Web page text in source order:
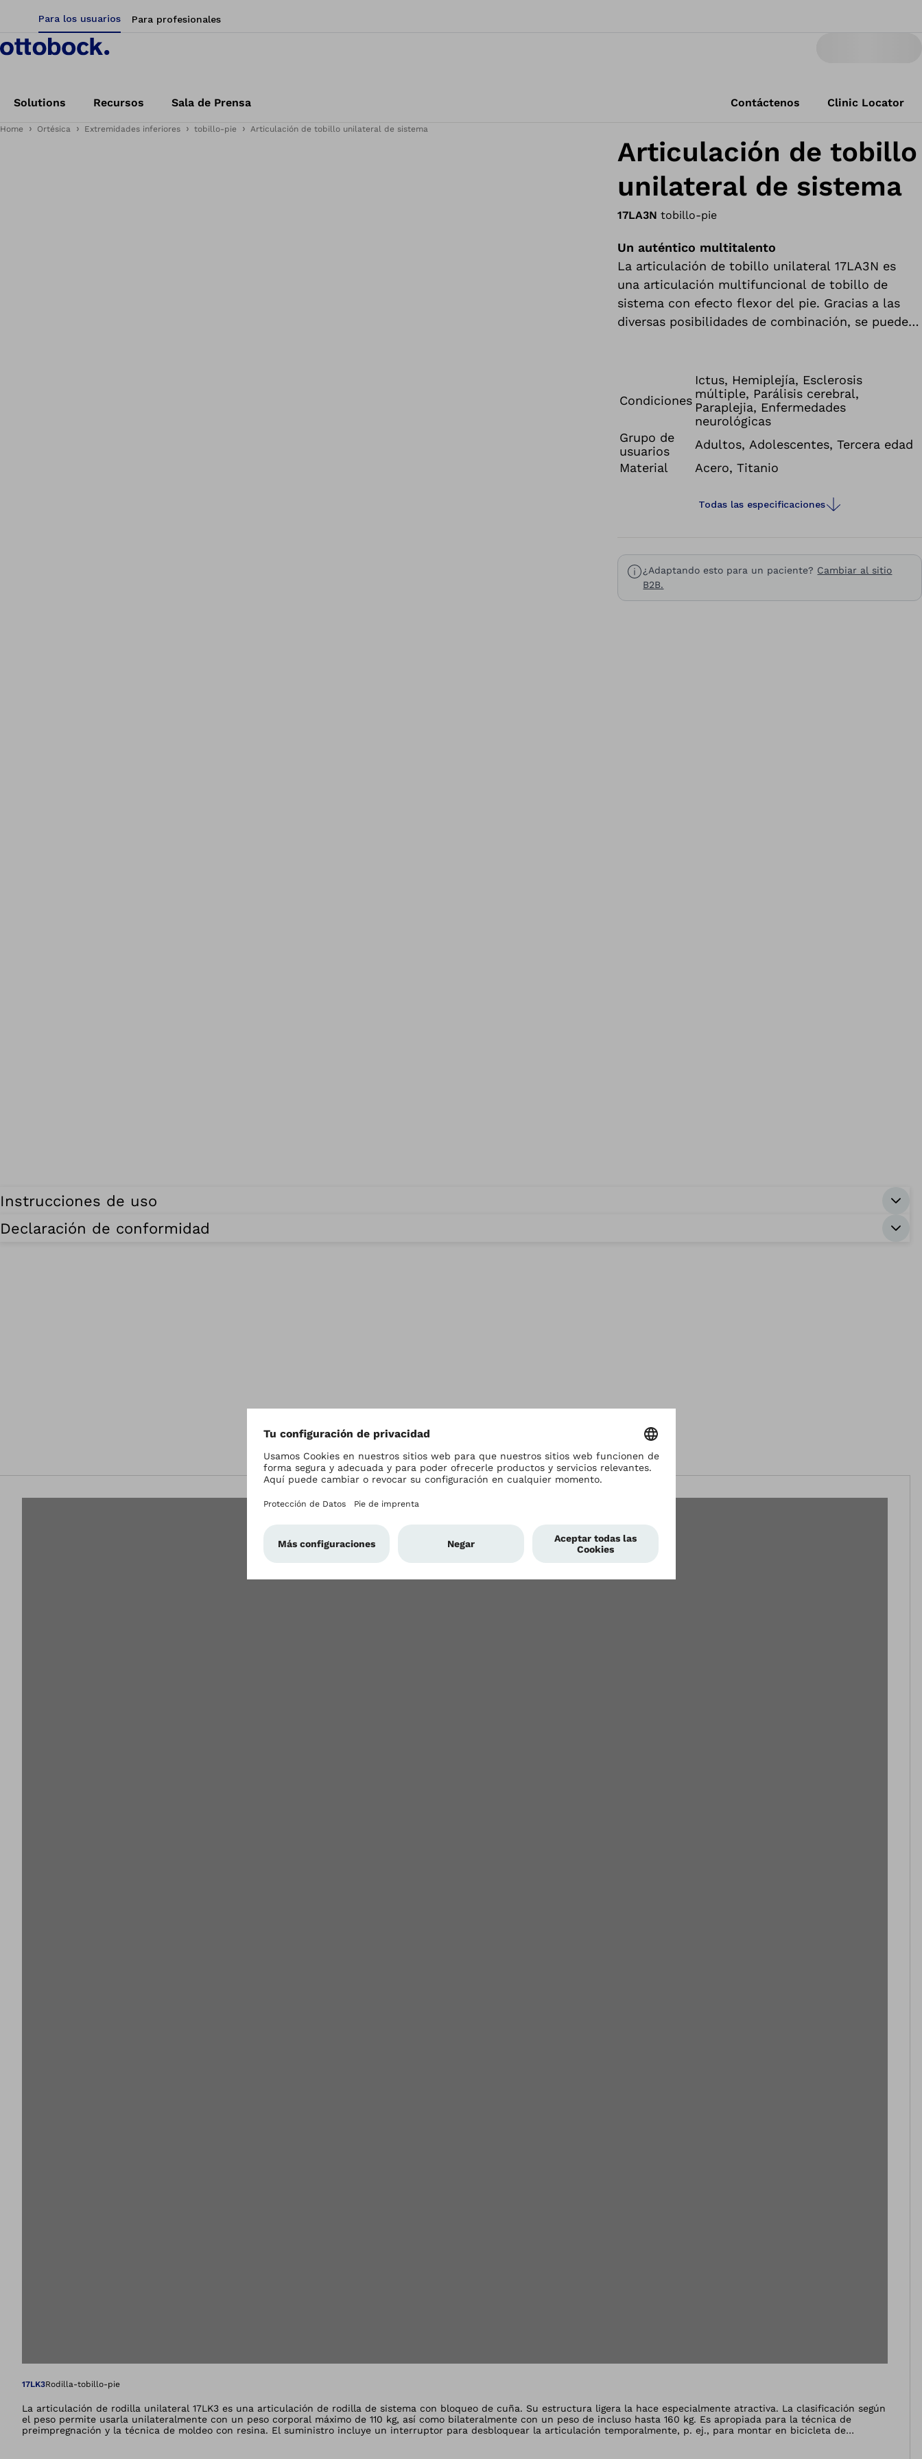
Para los usuarios Para profesionales
Solutions Recursos Sala de Prensa Contáctenos Clinic Locator
Home Ortésica Extremidades inferiores tobillo-pie Articulación de tobillo unilateral de sistema
Articulación de tobillo
unilateral de sistema
17LA3N tobillo-pie
Un auténtico multitalento
La articulación de tobillo unilateral 17LA3N es
una articulación multifuncional de tobillo de
sistema con efecto flexor del pie. Gracias a las
diversas posibilidades de combinación, se puede
clasificación según el peso permite usarla
unilateralmente por pacientes con un peso
máximo de 100 kg, así como bilateralmente con
un peso de incluso hasta 160 kg. A pesar de sus
propiedades multifuncionales es pequeña, ligera y
discreta, es decir, realmente polifacética.
Condiciones
Ictus, Hemiplejía, Esclerosis
múltiple, Parálisis cerebral,
Paraplejia, Enfermedades
neurológicas
Grupo de
usuarios
Adultos, Adolescentes, Tercera edad
Material
Acero, Titanio
Todas las especificaciones
¿Adaptando esto para un paciente? Cambiar al sitio
B2B.
Instrucciones de uso
Declaración de conformidad
Abre la imagen en la vista de galería
17LK3Rodilla-tobillo-pie
La articulación de rodilla unilateral 17LK3 es una articulación de rodilla de sistema con bloqueo de cuña. Su estructura ligera la hace especialmente atractiva. La clasificación según
el peso permite usarla unilateralmente con un peso corporal máximo de 110 kg, así como bilateralmente con un peso de incluso hasta 160 kg. Es apropiada para la técnica de
preimpregnación y la técnica de moldeo con resina. El suministro incluye un interruptor para desbloquear la articulación temporalmente, p. ej., para montar en bicicleta de